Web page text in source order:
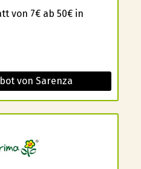
von 7€ ab 50€ in
von Sarenza